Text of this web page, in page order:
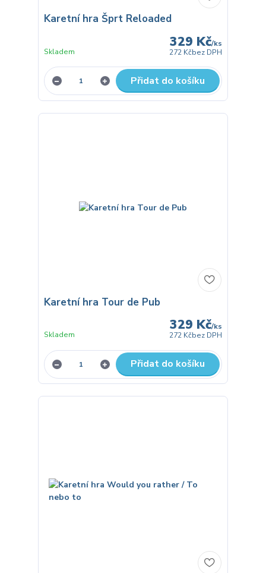
Karetní hra Šprt Reloaded
329 Kč/ks
272 Kčbez DPH
Skladem
Přidat do košíku
Karetní hra Tour de Pub
329 Kč/ks
272 Kčbez DPH
Skladem
Přidat do košíku